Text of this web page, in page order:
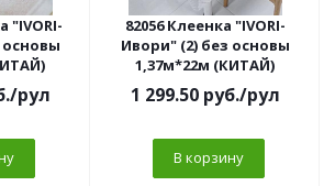
"IVORI-
основы
/рул
82056 Клеенка "IVORI-
Ивори" (2) без основы
1,37м*22м (КИТАЙ)
1 299.50руб./рул
В корзину